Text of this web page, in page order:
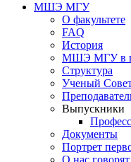
МШЭ МГУ
О факультете
FAQ
История
МШЭ МГУ в
Структура
Ученый
Выпускники
Документы
Портрет